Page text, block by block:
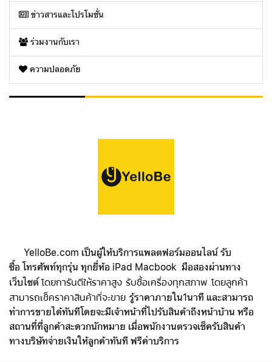
ข่าวสารและโปรโมชั่น
ร่วมงานกับเรา
ความปลอดภัย
YelloBe.com เป็นผู้ให้บริการแพลตฟอร์มออนไลน์ รับ
ซื้อโทรศัพท์ทุกรุ่น ทุกยี่ห้อ iPad Macbook มือสองผ่านทาง
เว็บไซต์โดยการันตีให้ราคาสูง รับซื้อเครื่องทุกสภาพ โดยลูกค้า
สามารถเช็คราคาสินค้าที่จะขาย รู้ราคาภายใน1นาที และสามารถ
ทำการขายได้ทันทีโดยจะมีเจ้าหน้าที่ไปรับสินค้าถึงหน้าบ้าน หรือ
สถานที่ที่ลูกค้าสะดวกนักหมาย เมื่อพนักงานตรวจเช็ครับสินค้า
ทางบริษัทจ่ายเงินให้ลูกค้าทันที ฟรีค่าบริการ